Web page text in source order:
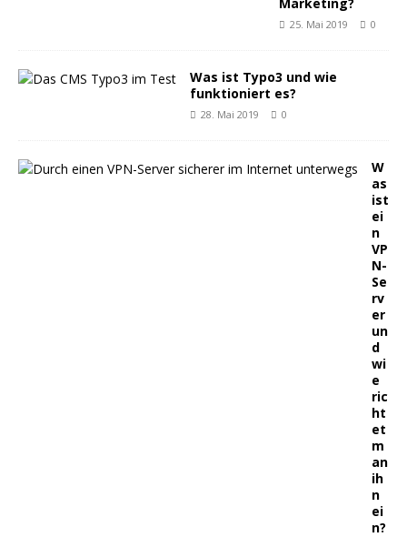
25. Mai 2019 0
Was ist Typo3 und wie
funktioniert es?
28. Mai 2019 0
W
as
ist
ei
n
VP
N-
Se
rv
er
un
d
wi
e
ric
ht
et
m
an
ih
n
ei
n?